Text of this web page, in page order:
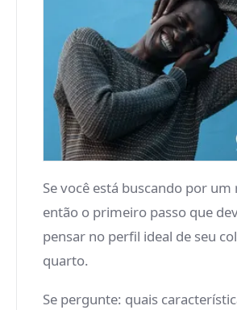
Se você está buscando por
então o primeiro passo que
pensar no perfil ideal de seu
quarto.
Se pergunte: quais